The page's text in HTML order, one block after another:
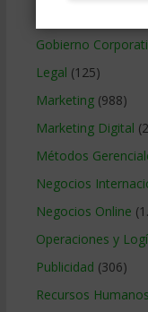
Gobierno
Legal (125)
Marketing(988)
Marketing Digital
Métodos
Negocios
Negocios Online
Operaciones y
Publicidad (306)
Recursos Humanos